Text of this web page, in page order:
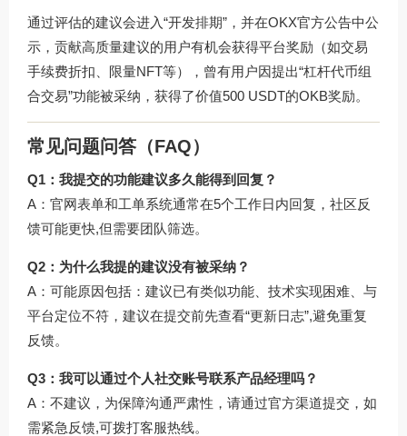
通过评估的建议会进入“开发排期”，并在OKX官方公告中公
示，贡献高质量建议的用户有机会获得平台奖励（如交易
手续费折扣、限量NFT等），曾有用户因提出“杠杆代币组
合交易”功能被采纳，获得了价值500 USDT的OKB奖励。
常见问题问答（FAQ）
Q1：我提交的功能建议多久能得到回复？
A：官网表单和工单系统通常在5个工作日内回复，社区反
馈可能更快,但需要团队筛选。
Q2：为什么我提的建议没有被采纳？
A：可能原因包括：建议已有类似功能、技术实现困难、与
平台定位不符，建议在提交前先查看“更新日志”,避免重复
反馈。
Q3：我可以通过个人社交账号联系产品经理吗？
A：不建议，为保障沟通严肃性，请通过官方渠道提交，如
需紧急反馈,可拨打客服热线。